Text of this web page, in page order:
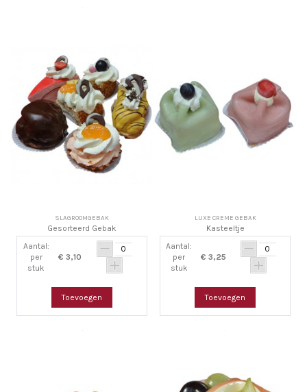
SLAGROOMGEBAK
Gesorteerd Gebak
Aantal:
per
stuk
€ 3,10
Toevoegen
LUXE CREME GEBAK
Kasteeltje
Aantal:
per
stuk
€ 3,25
Toevoegen